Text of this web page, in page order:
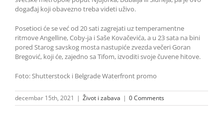
događaj koji obavezno treba videti uživo.
Posetioci će se već od 20 sati zagrejati uz temperamentne
ritmove Angelline, Coby-ja i Saše Kovačevića, a u 23 sata na bini
pored Starog savskog mosta nastupiće zvezda večeri Goran
Bregović, koji će, zajedno sa Tifom, izvoditi svoje čuvene hitove.
Foto: Shutterstock i Belgrade Waterfront promo
decembar 15th, 2021 | Život i zabava | 0 Comments